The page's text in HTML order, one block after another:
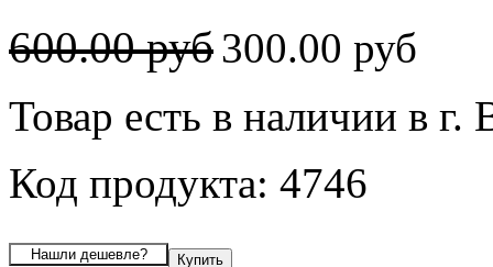
600.00 руб300.00 руб
Товар есть в наличии в г.
Код продукта: 4746